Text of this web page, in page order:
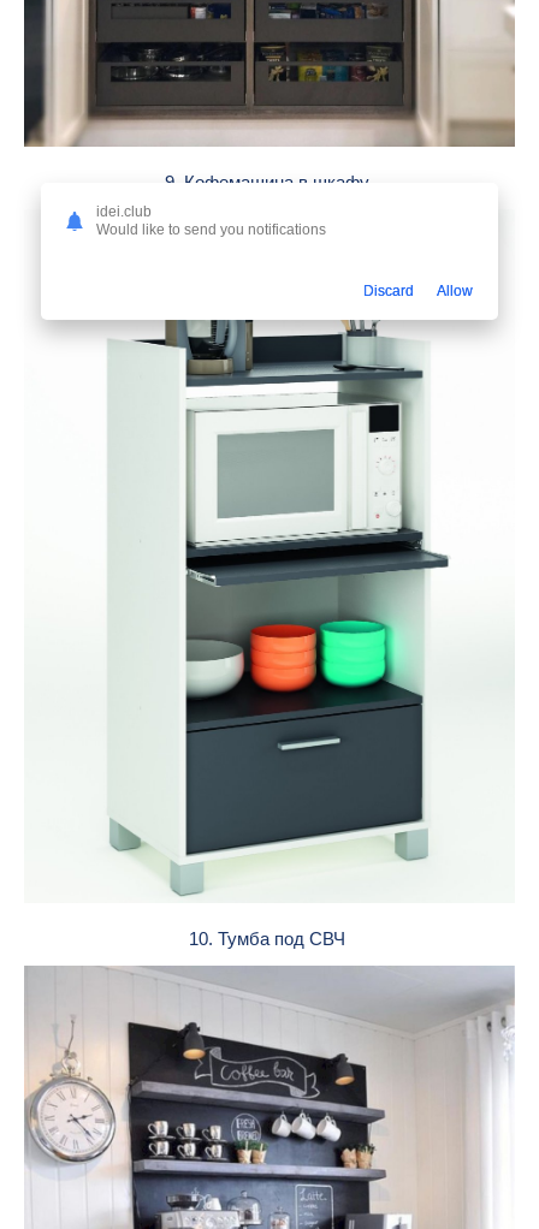
9. Кофемашина в шкафу
10. Тумба под СВЧ
idei.club
Would like to send you notifications
Discard Allow